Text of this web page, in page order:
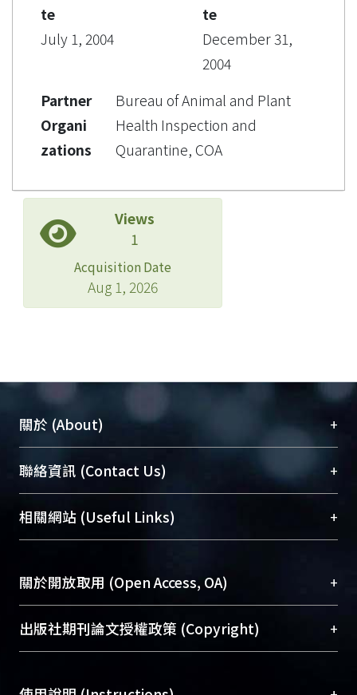
te
July 1, 2004
te
December 31,
2004
Partner
Organi
zations
Bureau of Animal and Plant
Health Inspection and
Quarantine, COA
Views
1
Acquisition Date
Aug 1, 2026
關於 (About) +
臺大位居世界頂尖大學之列，為永久珍藏及向國際
展現本校豐碩的研究成果及學術能量，圖書館整合
機構典藏（NTUR）與學術庫（AH）不同功能平
台，成為臺大學術典藏NTU scholars。期能整合研
成果。
To permanently archive and promote researcher
profiles and scholarly works, Library integrates the
services of “NTU Repository” with “Academic
聯絡資訊 (Contact Us) +
總館學科館員(Main Library)
醫學圖書館學科館員(Medical Library)
Sciences Library)
相關網站 (Useful Links) +
關於開放取用 (Open Access, OA) +
開放取用是從使用者角度提升資訊取用性的社會運
動，應用在學術研究上是透過將研究著作公開供使
用逐年攀升。同時可加速研究發展、提升研究影響
出版社期刊論文授權政策 (Copyright) +